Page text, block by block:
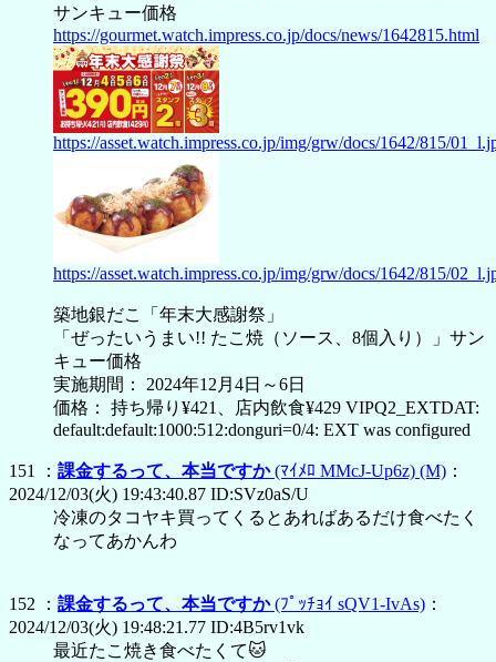
サンキュー価格
https://gourmet.watch.impress.co.jp/docs/news/1642815.html
https://asset.watch.impress.co.jp/img/grw/docs/1642/815/
https://asset.watch.impress.co.jp/img/grw/docs/1642/815/
築地銀だこ「年末大感謝祭」
「ぜったいうまい!! たこ焼（ソース、8個入り）」サン
キュー価格
実施期間： 2024年12月4日～6日
価格： 持ち帰り¥421、店内飲食¥429 VIPQ2_EXTDAT:
default:default:1000:512:donguri=0/4: EXT was configured
151 ： 課金するって、本当ですか(ﾏｲﾒﾛ MMcJ-Up6z) (M) ：
2024/12/03(火) 19:43:40.87 ID:SVz0aS/U
冷凍のタコヤキ買ってくるとあればあるだけ食べたく
なってあかんわ
152 ： 課金するって、本当ですか(ﾌﾟｯﾁｮｲ sQV1-IvAs) ：
2024/12/03(火) 19:48:21.77 ID:4B5rv1vk
最近たこ焼き食べたくて🐱